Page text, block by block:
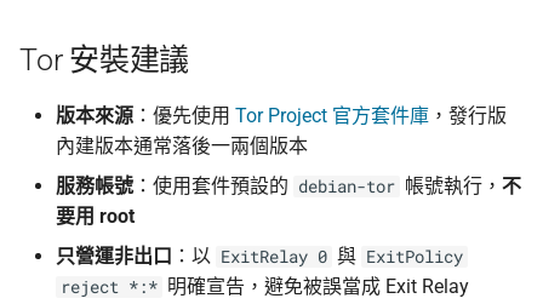
Tor 安裝建議
版本來源 ：優先使用 Tor Project 官方套件庫 ，發行版
內建版本通常落後一兩個版本
服務帳號 ：使用套件預設的 debian-tor 帳號執行， 不
要用 root
只營運非出口 ：以 ExitRelay 0 與 ExitPolicy
reject *:* 明確宣告，避免被誤當成 Exit Relay